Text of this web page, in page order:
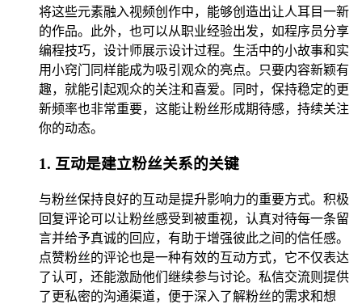
将这些元素融入视频创作中，能够创造出让人耳目一新
的作品。此外，也可以从职业经验出发，如程序员分享
编程技巧，设计师展示设计过程。生活中的小故事和实
用小窍门同样能成为吸引观众的亮点。只要内容新颖有
趣，就能引起观众的关注和喜爱。同时，保持稳定的更
新频率也非常重要，这能让粉丝形成期待感，持续关注
你的动态。
1. 互动是建立粉丝关系的关键
与粉丝保持良好的互动是提升影响力的重要方式。积极
回复评论可以让粉丝感受到被重视，认真对待每一条留
言并给予真诚的回应，有助于增强彼此之间的信任感。
点赞粉丝的评论也是一种有效的互动方式，它不仅表达
了认可，还能激励他们继续参与讨论。私信交流则提供
了更私密的沟通渠道，便于深入了解粉丝的需求和想